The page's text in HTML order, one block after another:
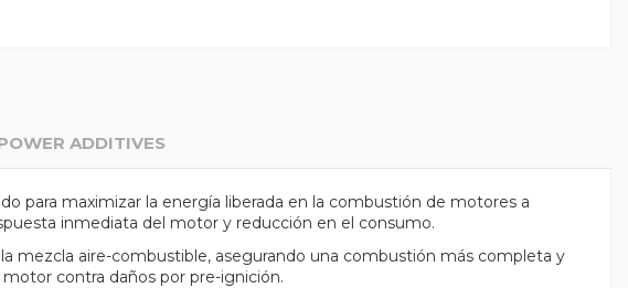
ADDITIVES
para maximizar la energía liberada en la combustión de motores a
inmediata del motor y reducción en el consumo.
mezcla aire-combustible, asegurando una combustión más completa y
contra daños por pre-ignición.